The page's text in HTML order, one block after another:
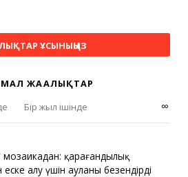
ҰСЫНЫҢЫЗ
ЖАҢАЛЫҚТАР
Бір жыл ішінде ∞
мозаикадан: қарағандылық
алу үшін ауланы безендірді